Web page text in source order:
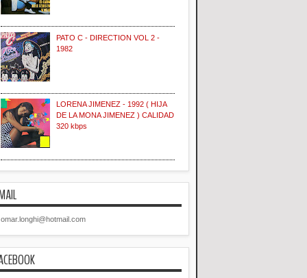
PATO C - DIRECTION VOL 2 -
1982
LORENA JIMENEZ - 1992 ( HIJA
DE LA MONA JIMENEZ ) CALIDAD
320 kbps
omar.longhi@hotmail.com